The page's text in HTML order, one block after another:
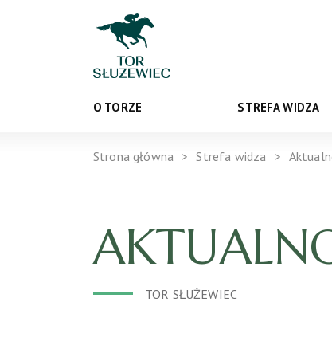
O TORZE STREFA WIDZA
Strona główna Strefa widza
TOR SŁUŻEWIEC